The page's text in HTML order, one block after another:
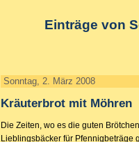
Einträge von
Sonntag, 2. März 2008
Kräuterbrot mit Möhren
Die Zeiten, wo es die guten
Lieblingsbäcker für Pfennigbeträge